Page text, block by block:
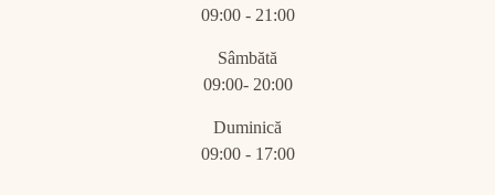
09:00 - 21:00
Sâmbătă
09:00- 20:00
Duminică
09:00 - 17:00